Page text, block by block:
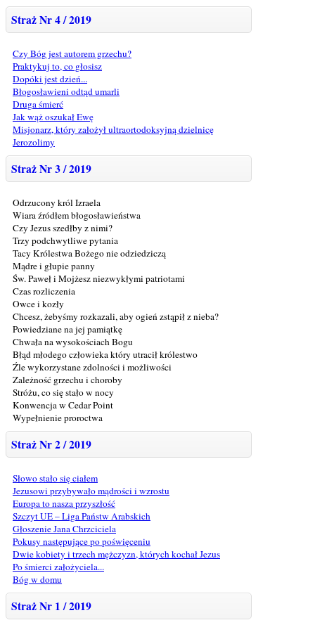
Straż Nr 4 / 2019
Czy Bóg jest autorem grzechu?
Praktykuj to, co głosisz
Dopóki jest dzień...
Błogosławieni odtąd umarli
Druga śmierć
Jak wąż oszukał Ewę
Misjonarz, który założył ultraortodoksyjną dzielnicę
Jerozolimy
Straż Nr 3 / 2019
Odrzucony król Izraela
Wiara źródłem błogosławieństwa
Czy Jezus szedłby z nimi?
Trzy podchwytliwe pytania
Tacy Królestwa Bożego nie odziedziczą
Mądre i głupie panny
Św. Paweł i Mojżesz niezwykłymi patriotami
Czas rozliczenia
Owce i kozły
Chcesz, żebyśmy rozkazali, aby ogień zstąpił z nieba?
Powiedziane na jej pamiątkę
Chwała na wysokościach Bogu
Błąd młodego człowieka który utracił królestwo
Źle wykorzystane zdolności i możliwości
Zależność grzechu i choroby
Stróżu, co się stało w nocy
Konwencja w Cedar Point
Wypełnienie proroctwa
Straż Nr 2 / 2019
Słowo stało się ciałem
Jezusowi przybywało mądrości i wzrostu
Europa to nasza przyszłość
Szczyt UE – Liga Państw Arabskich
Głoszenie Jana Chrzciciela
Pokusy następujące po poświęceniu
Dwie kobiety i trzech mężczyzn, których kochał Jezus
Po śmierci założyciela...
Bóg w domu
Straż Nr 1 / 2019